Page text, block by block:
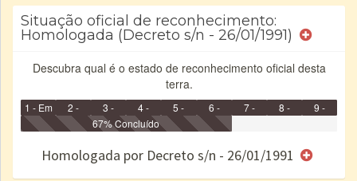
Situação oficial de reconhecimento:
Homologada (Decreto s/n - 26/01/1991)
Descubra qual é o estado de reconhecimento oficial desta
terra.
1 - Em
Identificação
2 -
Identificada
3 -
Declarada
4 -
Reservada
5 -
Homologada
6 -
Registrada
e/ou
7 -
8 -
9 -
67% Concluído
Homologada por Decreto s/n - 26/01/1991